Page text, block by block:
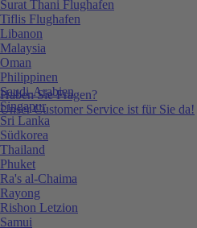
Haben Sie Fragen?
Unser Customer Service ist für Sie da!
Surat Thani Flughafen
Tiflis Flughafen
Libanon
Malaysia
Oman
Philippinen
Saudi-Arabien
Singapur
Sri Lanka
Südkorea
Thailand
Phuket
Ra's al-Chaima
Rayong
Rishon Letzion
Samui